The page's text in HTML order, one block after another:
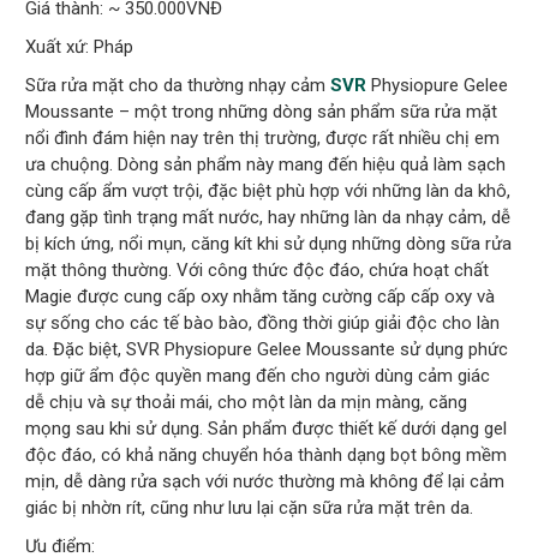
Giá thành: ~ 350.000VNĐ
Xuất xứ: Pháp
Sữa rửa mặt cho da thường nhạy cảmSVR Physiopure Gelee
Moussante – một trong những dòng sản phẩm sữa rửa mặt
nổi đình đám hiện nay trên thị trường, được rất nhiều chị em
ưa chuộng. Dòng sản phẩm này mang đến hiệu quả làm sạch
cùng cấp ẩm vượt trội, đặc biệt phù hợp với những làn da khô,
đang gặp tình trạng mất nước, hay những làn da nhạy cảm, dễ
bị kích ứng, nổi mụn, căng kít khi sử dụng những dòng sữa rửa
mặt thông thường. Với công thức độc đáo, chứa hoạt chất
Magie được cung cấp oxy nhằm tăng cường cấp cấp oxy và
sự sống cho các tế bào bào, đồng thời giúp giải độc cho làn
da. Đặc biệt, SVR Physiopure Gelee Moussante sử dụng phức
hợp giữ ẩm độc quyền mang đến cho người dùng cảm giác
dễ chịu và sự thoải mái, cho một làn da mịn màng, căng
mọng sau khi sử dụng. Sản phẩm được thiết kế dưới dạng gel
độc đáo, có khả năng chuyển hóa thành dạng bọt bông mềm
mịn, dễ dàng rửa sạch với nước thường mà không để lại cảm
giác bị nhờn rít, cũng như lưu lại cặn sữa rửa mặt trên da.
Ưu điểm: